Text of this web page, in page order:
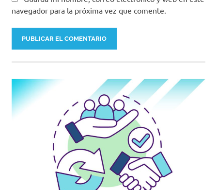
navegador para la próxima vez que comente.